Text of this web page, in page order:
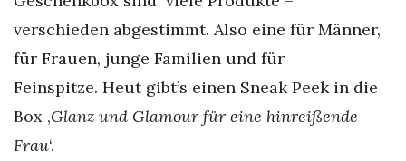
verschieden abgestimmt. Also eine für Männer,
für Frauen, junge Familien und für
Feinspitze. Heut gibt’s einen Sneak Peek in die
Box ‚Glanz und Glamour für eine hinreißende
Frau‘.